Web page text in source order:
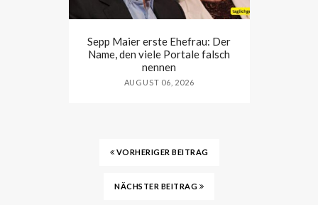
Sepp Maier erste Ehefrau: Der
Name, den viele Portale falsch
nennen
AUGUST 06, 2026
VORHERIGER BEITRAG
NÄCHSTER BEITRAG